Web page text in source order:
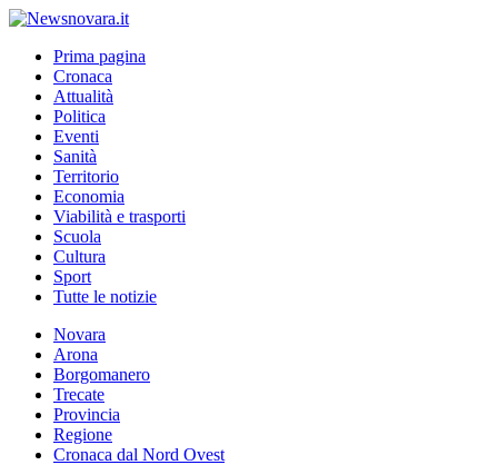
Prima pagina
Cronaca
Attualità
Politica
Eventi
Sanità
Territorio
Economia
Viabilità e trasporti
Scuola
Cultura
Sport
Tutte le notizie
Novara
Arona
Borgomanero
Trecate
Provincia
Regione
Cronaca dal Nord Ovest